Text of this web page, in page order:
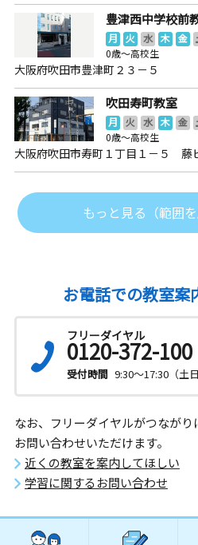
豊津西中学校前
月 火 水 木 金
0歳～高校生
大阪府吹田市豊津町２３－５
吹田寿町教室
月 火 水 木 金
0歳～高校生
大阪府吹田市寿町１丁目１－５ 藤
もっと見る（範囲を
お電話での教室案
フリーダイヤル
0120-372-100
受付時間 9:30～17:30（土
なお、フリーダイヤルがつなが
お問い合わせいただけます。
近くの教室を案内してほしい
学習に関するお問い合わせ